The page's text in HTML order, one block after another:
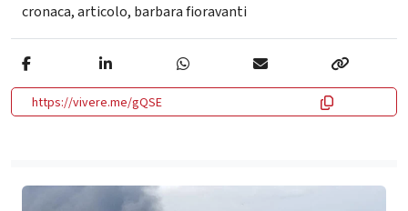
cronaca,articolo, barbara fioravanti
https://vivere.me/gQSE